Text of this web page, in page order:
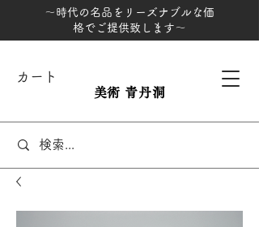
～時代の名品をリーズナブルな価
格でご提供致します～
カート
美術 青丹洞